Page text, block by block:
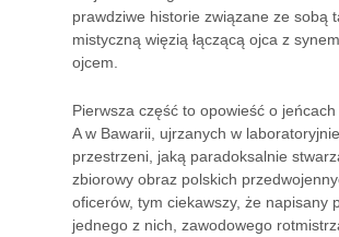
prawdziwe historie związane ze sobą
mistyczną więzią łączącą ojca z
ojcem.
Pierwsza część to opowieść o
A w Bawarii, ujrzanych w
przestrzeni, jaką paradoksalnie
zbiorowy obraz polskich
oficerów, tym ciekawszy, że napisany
jednego z nich, zawodowego